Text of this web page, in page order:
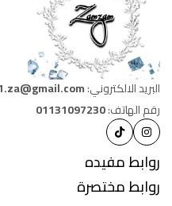
البريد الالكتروني:
رقم الهاتف:01131097230
روابط مفيده
روابط مختصرة